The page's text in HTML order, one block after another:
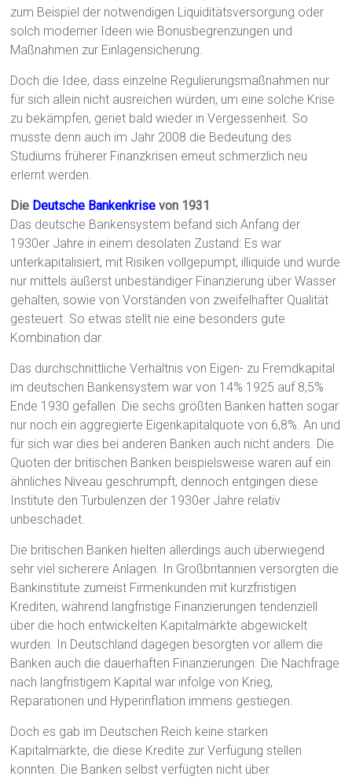
zum Beispiel der notwendigen Liquiditätsversorgung oder
solch moderner Ideen wie Bonusbegrenzungen und
Maßnahmen zur Einlagensicherung.
Doch die Idee, dass einzelne Regulierungsmaßnahmen nur
für sich allein nicht ausreichen würden, um eine solche Krise
zu bekämpfen, geriet bald wieder in Vergessenheit. So
musste denn auch im Jahr 2008 die Bedeutung des
Studiums früherer Finanzkrisen erneut schmerzlich neu
erlernt werden.
Die Deutsche Bankenkrise von 1931
Das deutsche Bankensystem befand sich Anfang der
1930er Jahre in einem desolaten Zustand: Es war
unterkapitalisiert, mit Risiken vollgepumpt, illiquide und wurde
nur mittels äußerst unbeständiger Finanzierung über Wasser
gehalten, sowie von Vorständen von zweifelhafter Qualität
gesteuert. So etwas stellt nie eine besonders gute
Kombination dar.
Das durchschnittliche Verhältnis von Eigen- zu Fremdkapital
im deutschen Bankensystem war von 14% 1925 auf 8,5%
Ende 1930 gefallen. Die sechs größten Banken hatten sogar
nur noch ein aggregierte Eigenkapitalquote von 6,8%. An und
für sich war dies bei anderen Banken auch nicht anders. Die
Quoten der britischen Banken beispielsweise waren auf ein
ähnliches Niveau geschrumpft, dennoch entgingen diese
Institute den Turbulenzen der 1930er Jahre relativ
unbeschadet.
Die britischen Banken hielten allerdings auch überwiegend
sehr viel sicherere Anlagen. In Großbritannien versorgten die
Bankinstitute zumeist Firmenkunden mit kurzfristigen
Krediten, während langfristige Finanzierungen tendenziell
über die hoch entwickelten Kapitalmärkte abgewickelt
wurden. In Deutschland dagegen besorgten vor allem die
Banken auch die dauerhaften Finanzierungen. Die Nachfrage
nach langfristigem Kapital war infolge von Krieg,
Reparationen und Hyperinflation immens gestiegen.
Doch es gab im Deutschen Reich keine starken
Kapitalmärkte, die diese Kredite zur Verfügung stellen
konnten. Die Banken selbst verfügten nicht über